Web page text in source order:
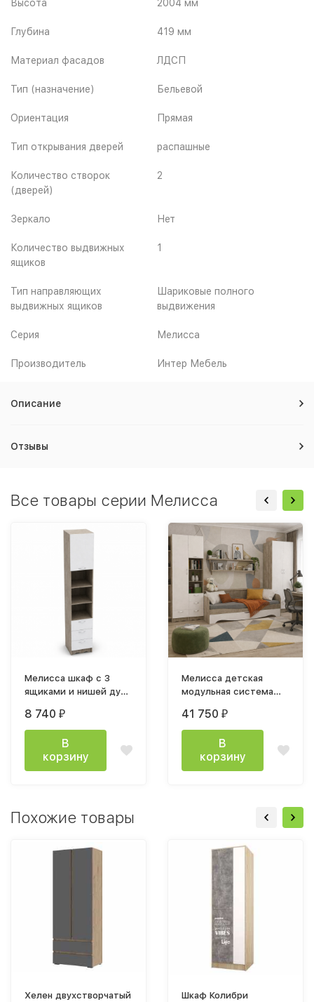
Высота 2004 мм
Глубина 419 мм
Материал фасадов ЛДСП
Тип (назначение) Бельевой
Ориентация Прямая
Тип открывания дверей распашные
Количество створок
(дверей)
2
Зеркало Нет
Количество выдвижных
ящиков
1
Тип направляющих
выдвижных ящиков
Шариковые полного
выдвижения
Серия Мелисса
Производитель Интер Мебель
Описание
Отзывы
Все товары серии Мелисса
Мелисса шкаф с 3
ящиками и нишей дуб
8 740 ₽
В
корзину
Мелисса детская
модульная система
эндгрейн
41 750 ₽
В
корзину
Похожие товары
Хелен двухстворчатый
Шкаф Колибри